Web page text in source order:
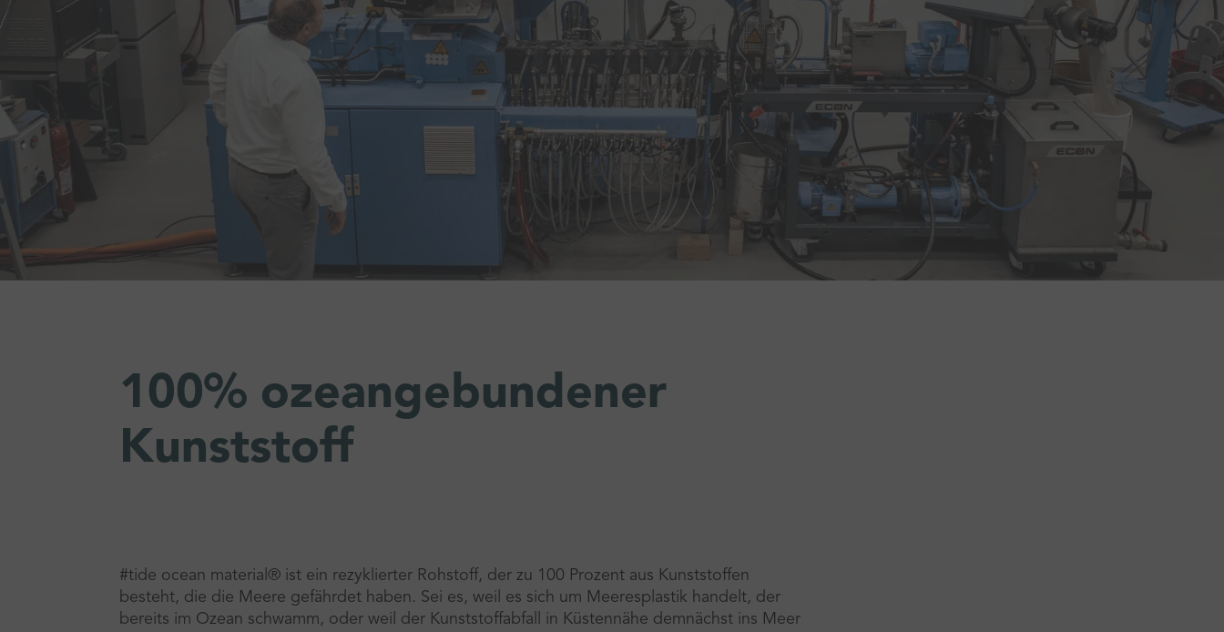
100% ozeangebundener
Kunststoff
#tide ocean material® ist ein rezyklierter Rohstoff, der zu 100 Prozent aus Kunststoffen
besteht, die die Meere gefährdet haben. Sei es, weil es sich um Meeresplastik handelt, der
bereits im Ozean schwamm, oder weil der Kunststoffabfall in Küstennähe demnächst ins Meer